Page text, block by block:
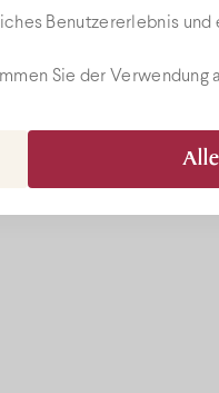
Benutzererlebnis und
Sie der Preise